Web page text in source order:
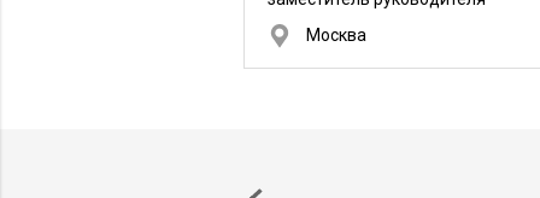
Москва